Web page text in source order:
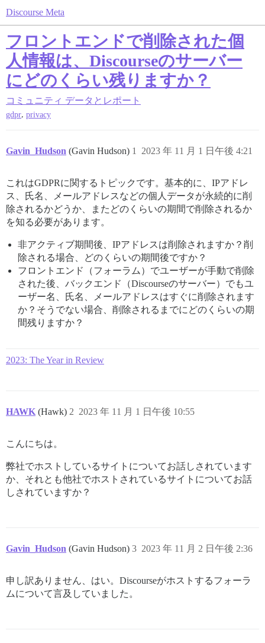
Discourse Meta
フロントエンドで削除された個
人情報は、Discourseのサーバー
にどのくらい残りますか？
コミュニティ データとレポート
gdpr, privacy
Gavin_Hudson (Gavin Hudson) 2023 年 11 月 1 日午後 4:21
1
これはGDPRに関するトピックです。基本的に、IPアドレ
ス、氏名、メールアドレスなどの個人データが永続的に削
除されるかどうか、またどのくらいの期間で削除されるか
を知る必要があります。
非アクティブ期間後、IPアドレスは削除されますか？削
除される場合、どのくらいの期間後ですか？
フロントエンド（フォーラム）でユーザーが手動で削除
された後、バックエンド（Discourseのサーバー）でもユ
ーザー名、氏名、メールアドレスはすぐに削除されます
か？そうでない場合、削除されるまでにどのくらいの期
間残りますか？
2023: The Year in Review
HAWK (Hawk) 2023 年 11 月 1 日午後 10:55
2
こんにちは。
弊社でホストしているサイトについてお話しされています
か、それとも他社でホストされているサイトについてお話
しされていますか？
Gavin_Hudson (Gavin Hudson) 2023 年 11 月 2 日午後 2:36
3
申し訳ありません、はい。Discourseがホストするフォーラ
ムについて言及していました。